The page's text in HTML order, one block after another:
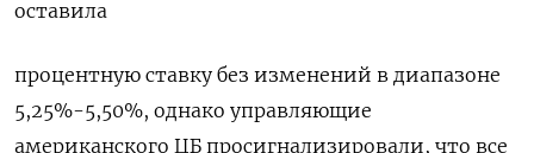
оставила
процентную ставку без изменений в диапазоне
5,25%-5,50%, однако управляющие
американского ЦБ просигнализировали, что все